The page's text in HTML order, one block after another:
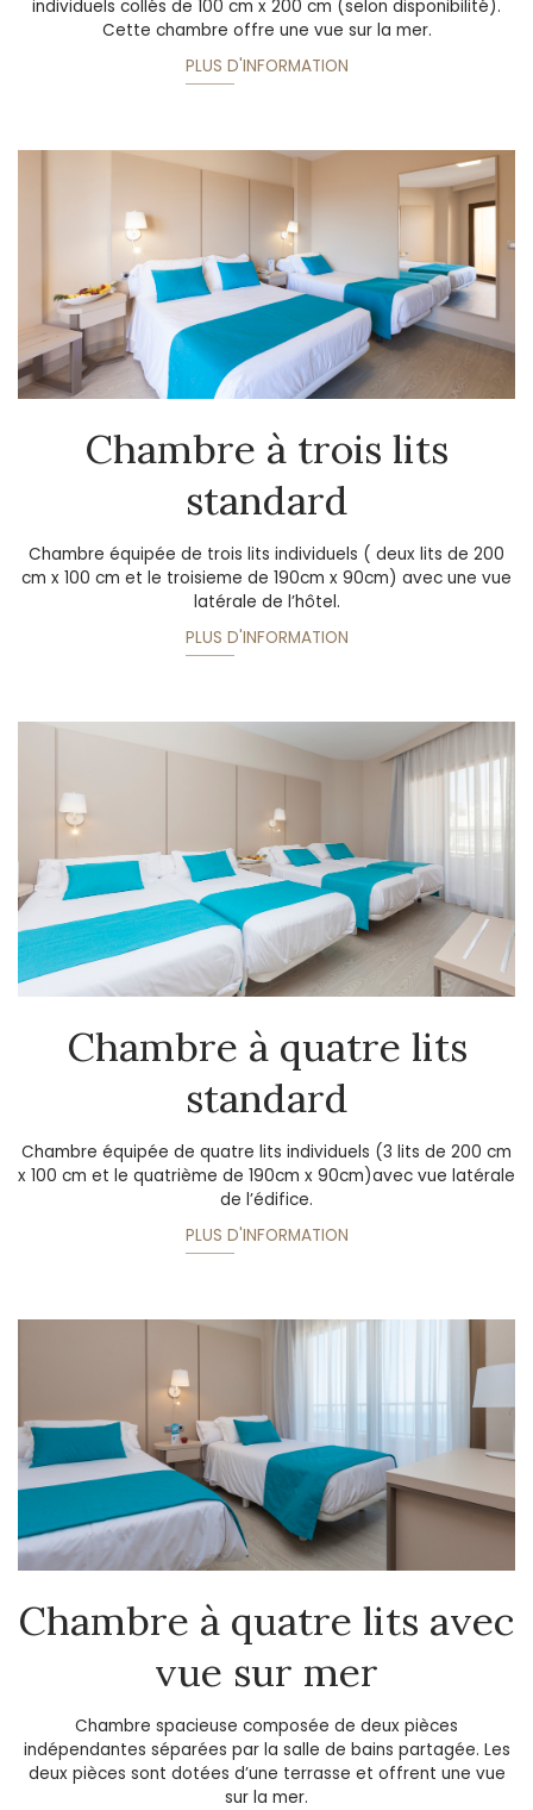
individuels collés de 100 cm x 200 cm (selon disponibilité).
Cette chambre offre une vue sur la mer.
PLUS D'INFORMATION
Chambre à trois lits
standard
Chambre équipée de trois lits individuels ( deux lits de 200
cm x 100 cm et le troisieme de 190cm x 90cm) avec une vue
latérale de l’hôtel.
PLUS D'INFORMATION
Chambre à quatre lits
standard
Chambre équipée de quatre lits individuels (3 lits de 200 cm
x 100 cm et le quatrième de 190cm x 90cm)avec vue latérale
de l’édifice.
PLUS D'INFORMATION
Chambre à quatre lits avec
vue sur mer
Chambre spacieuse composée de deux pièces
indépendantes séparées par la salle de bains partagée. Les
deux pièces sont dotées d’une terrasse et offrent une vue
sur la mer.